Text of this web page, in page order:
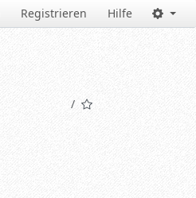
Registrieren Hilfe